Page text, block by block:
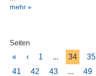
mehr »
Seiten
«
‹ 1 ... 34 35
41
42 43 ... 49